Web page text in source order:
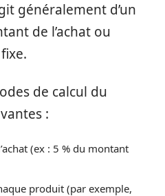
généralement d’un
de l’achat ou
de calcul du
:
(ex : 5 % du montant
produit (par exemple,